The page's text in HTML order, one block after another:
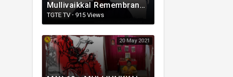
Mullivaikkal Remembrance Week | Canada | TGTE | 2021- தமிழீழத் தேசிய துக்க நாள்.
TGTE TV· 915 Views
20 May 2021